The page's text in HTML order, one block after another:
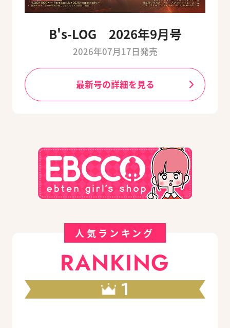
B's-LOG 2026年9月号
2026年07月17日発売
最新号の詳細を見る
人気ランキング
RANKING
1